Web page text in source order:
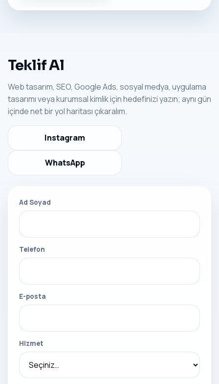
Teklif Al
Web tasarım, SEO, Google Ads, sosyal medya, uygulama
tasarımı veya kurumsal kimlik için hedefinizi yazın; aynı gün
içinde net bir yol haritası çıkaralım.
Instagram
WhatsApp
Ad Soyad
Telefon
E-posta
Hizmet